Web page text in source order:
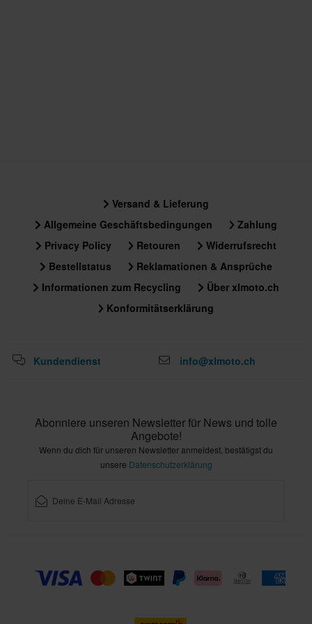
Versand & Lieferung
Allgemeine Geschäftsbedingungen
Zahlung
Privacy Policy
Retouren
Widerrufsrecht
Bestellstatus
Reklamationen & Ansprüche
Informationen zum Recycling
Über xlmoto.ch
Konformitätserklärung
Kundendienst info@xlmoto.ch
Abonniere unseren Newsletter für News und tolle
Angebote!
Wenn du dich für unseren Newsletter anmeldest, bestätigst du
unsere Datenschutzerklärung